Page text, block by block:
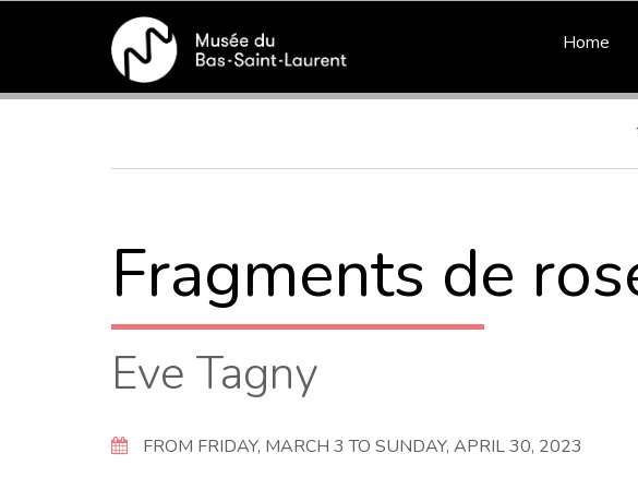
content
Home
Breadcrumb
Fragments de
Eve Tagny
FROM FRIDAY, MARCH 3 TO SUNDAY, APRIL 30, 2023